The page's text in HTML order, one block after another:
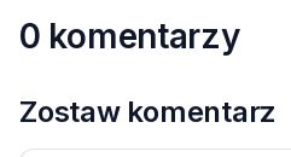
0 komentarzy
Zostaw komentarz